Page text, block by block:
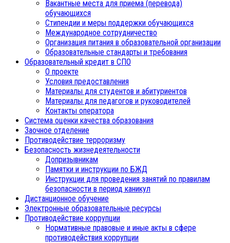
Вакантные места для приема (перевода)
обучающихся
Стипендии и меры поддержки обучающихся
Международное сотрудничество
Организация питания в образовательной организации
Образовательные стандарты и требования
Образовательный кредит в СПО
О проекте
Условия предоставления
Материалы для студентов и абитуриентов
Материалы для педагогов и руководителей
Контакты оператора
Система оценки качества образования
Заочное отделение
Противодействие терроризму
Безопасность жизнедеятельности
Допризывникам
Памятки и инструкции по БЖД
Инструкции для проведения занятий по правилам
безопасности в период каникул
Дистанционное обучение
Электронные образовательные ресурсы
Противодействие коррупции
Нормативные правовые и иные акты в сфере
противодействия коррупции